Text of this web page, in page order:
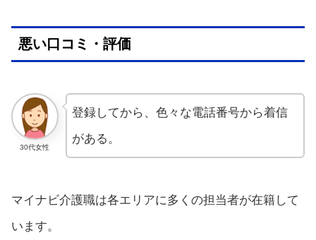
悪い口コミ・評価
30代女性
登録してから、色々な電話番号から着信
がある。
マイナビ介護職は各エリアに多くの担当者が在籍して
います。